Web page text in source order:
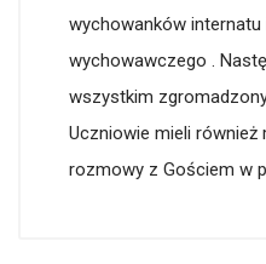
wychowanków internatu
wychowawczego .
wszystkim
Uczniowie mieli
rozmowy z Gościem w